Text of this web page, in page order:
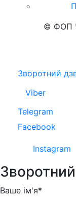
© ФОП
Зворотний
Viber
Telegram
Facebook
Instagram
Ваше ім'я*